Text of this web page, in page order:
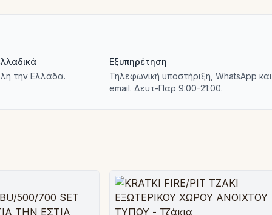
την Ελλάδα.
Εξυπηρέτηση
Τηλεφωνική υποστήριξη, WhatsApp και
email. Δευτ-Παρ 9:00-21:00.